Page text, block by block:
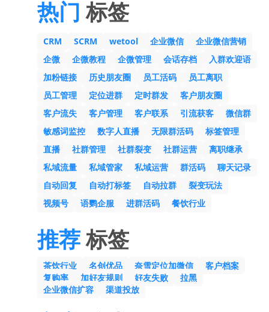
热门 标签
CRM SCRM wetool 企业微信
企业微信营销
企微
企微教程 企微管理 会话存档
入群欢迎语
加粉链接
历史朋友圈 员工活码
员工离职
员工管理
定位进群 定时群发
客户朋友圈
客户流失
客户管理 客户联系 引流获客
微信群
敏感词监控
数字人直播 无限群活码
标签管理
直播
社群管理 社群裂变 社群运营
离职继承
私域流量
私域管家 私域运营 群活码
聊天记录
自动回复
自动打标签 自动拉群
裂变玩法
视频号
语鹦企服 进群活码 餐饮行业
推荐标签
茶饮行业 名创优品 奈雪定位加微信
客户档案
复购率
加好友规则 好友失败
拉黑
企业微信扩容
渠道投放